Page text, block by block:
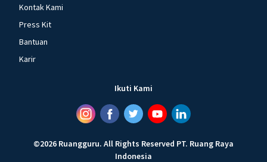
Kontak Kami
Press Kit
Bantuan
Karir
Ikuti Kami
©2026 Ruangguru. All Rights Reserved PT. Ruang Raya
Indonesia